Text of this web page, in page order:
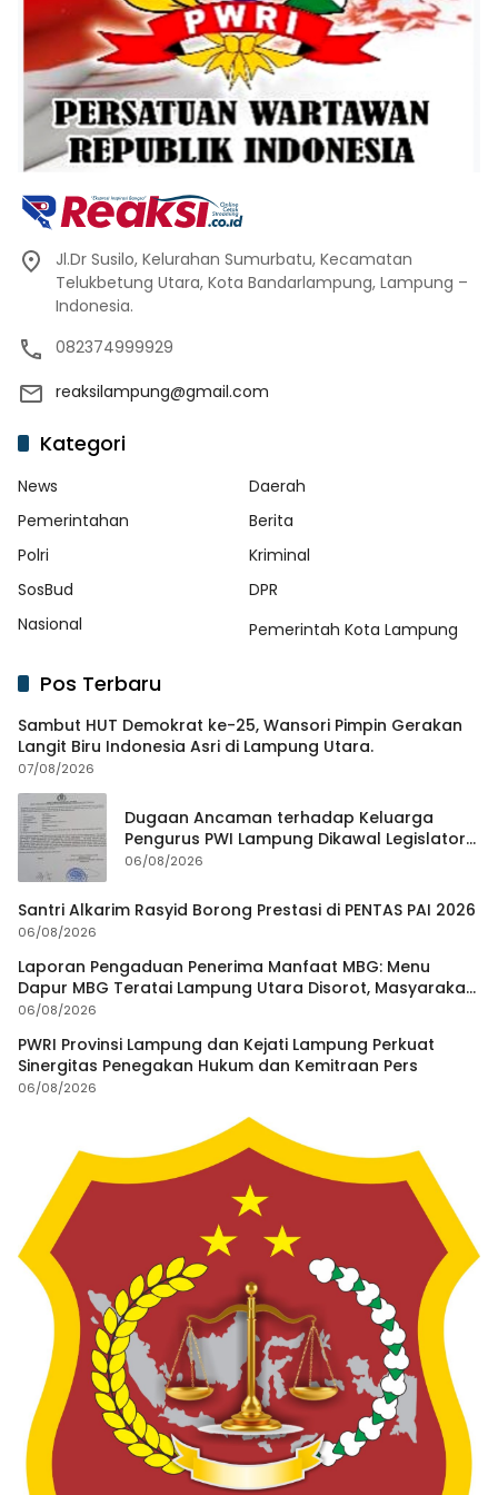
Jl.Dr Susilo, Kelurahan Sumurbatu, Kecamatan
Telukbetung Utara, Kota Bandarlampung, Lampung –
Indonesia.
082374999929
reaksilampung@gmail.com
Kategori
News
Daerah
Pemerintahan
Berita
Polri
Kriminal
SosBud
DPR
Nasional
Pemerintah Kota Lampung
Pos Terbaru
Sambut HUT Demokrat ke-25, Wansori Pimpin Gerakan
Langit Biru Indonesia Asri di Lampung Utara.
07/08/2026
Dugaan Ancaman terhadap Keluarga
Pengurus PWI Lampung Dikawal Legislator
dan Jurnalis
06/08/2026
Santri Alkarim Rasyid Borong Prestasi di PENTAS PAI 2026
06/08/2026
Laporan Pengaduan Penerima Manfaat MBG: Menu
Dapur MBG Teratai Lampung Utara Disorot, Masyarakat
Minta Satgas Lakukan Investigasi
06/08/2026
PWRI Provinsi Lampung dan Kejati Lampung Perkuat
Sinergitas Penegakan Hukum dan Kemitraan Pers
06/08/2026